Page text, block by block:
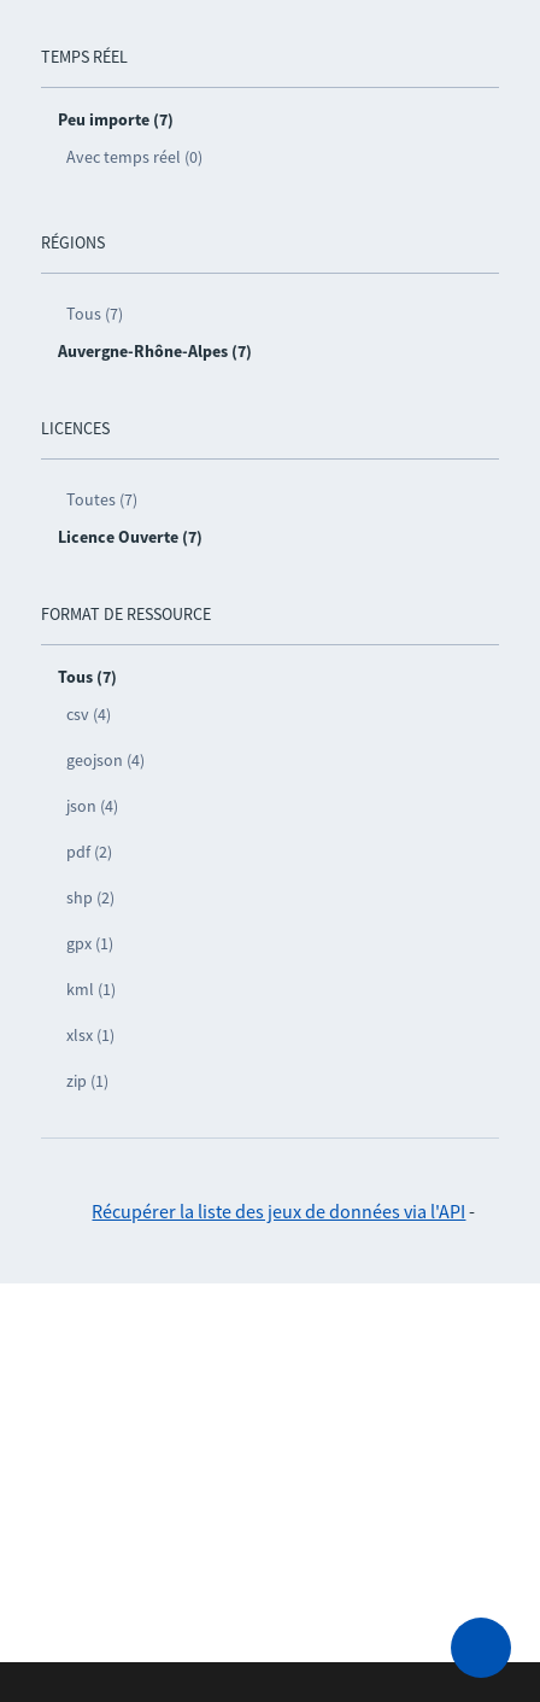
TEMPS RÉEL
Peu importe (7)
Avec temps réel (0)
RÉGIONS
Tous (7)
Auvergne-Rhône-Alpes (7)
LICENCES
Toutes (7)
Licence Ouverte (7)
FORMAT DE RESSOURCE
Tous (7)
csv (4)
geojson (4)
json (4)
pdf (2)
shp (2)
gpx (1)
kml (1)
xlsx (1)
zip (1)
Récupérer la liste des jeux de données via l'API -